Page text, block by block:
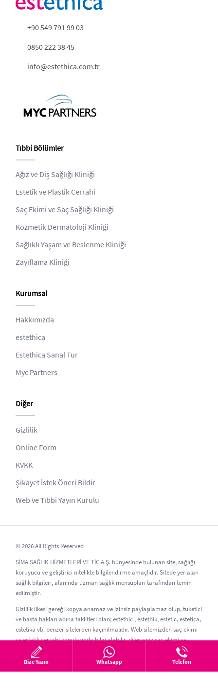
+90 549 791 99 03
0850 222 38 45
info@estethica.com.tr
Tıbbi Bölümler
Ağız ve Diş Sağlığı Kliniği
Estetik ve Plastik Cerrahi
Saç Ekimi ve Saç Sağlığı Kliniği
Kozmetik Dermatoloji Kliniği
Sağlıklı Yaşam ve Beslenme Kliniği
Zayıflama Kliniği
Kurumsal
Hakkımızda
estethica
Estethica Sanal Tur
Myc Partners
Diğer
Gizlilik
Online Form
KVKK
Şikayet İstek Öneri Bildir
Web ve Tıbbi Yayın Kurulu
© 2026 All Rights Reserved
SİMA SAĞLIK HİZMETLERİ VE TİC.A.Ş. bünyesinde bulunan site, sağlığı
koruyucu ve geliştirici nitelikte bilgilendirme amaçlıdır. Sitede yer alan
sağlık bilgileri, alanında uzman sağlık mensupları tarafından temin
edilmiştir.
Gizlilik ilkesi gereği kopyalanamaz ve izinsiz paylaşılamaz olup, tüketici
ve hasta hakları adına taklitleri olan; estethic , estethik, estetic, estetica,
estetika vb. benzer sitelerden kaçınılmalıdır. Web sitemizden saç ekimi
ve estetik cerrahi konularında bilgi alabilir, dilerseniz saç ekimi ve
estetik randevusu oluşturabilirsiniz.
Güncelleme Tarihi: 08.08.2026
Bize Yazın Whatsapp Telefon